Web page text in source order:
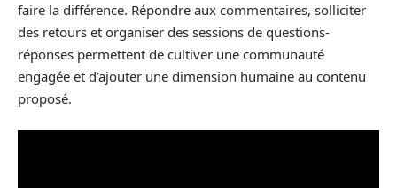
faire la différence. Répondre aux commentaires, solliciter
des retours et organiser des sessions de questions-
réponses permettent de cultiver une communauté
engagée et d’ajouter une dimension humaine au contenu
proposé.